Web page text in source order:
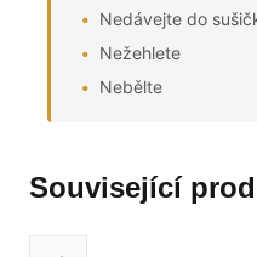
Nedávejte do
Nežehlete
Nebělte
Související